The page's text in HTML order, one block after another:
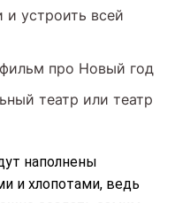
и устроить всей
про Новый год
театр или театр
наполнены
и хлопотами, ведь